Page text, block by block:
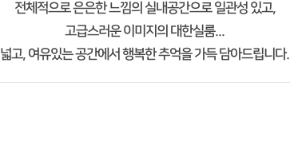
전체적으로 은은한 느낌의 실내공간으로 일관성 있고,
고급스러운 이미지의 대한실룸...
넓고, 여유있는 공간에서 행복한 추억을 가득 담아드립니다.